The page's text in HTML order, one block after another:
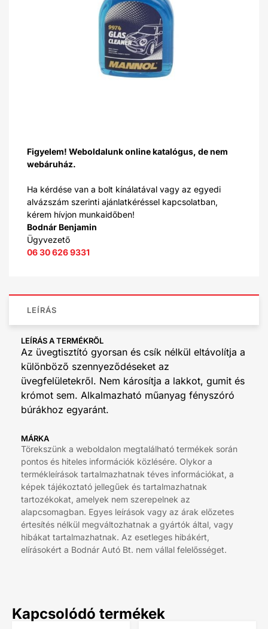
Figyelem! Weboldalunk online katalógus, de nem
webáruház.
Ha kérdése van a bolt kínálatával vagy az egyedi
alvázszám szerinti ajánlatkéréssel kapcsolatban,
kérem hívjon munkaidőben!
Bodnár Benjamin
Ügyvezető
06 30 626 9331
LEÍRÁS
LEÍRÁS A TERMÉKRŐL
Az üvegtisztító gyorsan és csík nélkül eltávolítja a
különböző szennyeződéseket az
üvegfelületekről. Nem károsítja a lakkot, gumit és
krómot sem. Alkalmazható műanyag fényszóró
búrákhoz egyaránt.
MÁRKA
Törekszünk a weboldalon megtalálható termékek során
pontos és hiteles információk közlésére. Olykor a
termékleírások tartalmazhatnak téves információkat, a
képek tájékoztató jellegűek és tartalmazhatnak
tartozékokat, amelyek nem szerepelnek az
alapcsomagban. Egyes leírások vagy az árak előzetes
értesítés nélkül megváltozhatnak a gyártók által, vagy
hibákat tartalmazhatnak. Az esetleges hibákért,
elírásokért a Bodnár Autó Bt. nem vállal felelősséget.
Kapcsolódó termékek